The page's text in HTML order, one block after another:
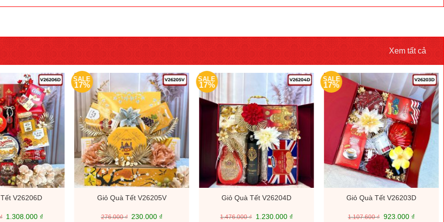
Xem tất cả
V26206D
Giá
1.308.000 ₫
SALE
17%
Giỏ Quà Tết V26205V
276.000₫
Giá
230.000 ₫
SALE
17%
Giỏ Quà Tết V26204D
1.476.000₫
Giá
1.230.000 ₫
SALE
17%
Giỏ Quà Tết V26203D
1.107.600₫ Giá
923.000 ₫Giá